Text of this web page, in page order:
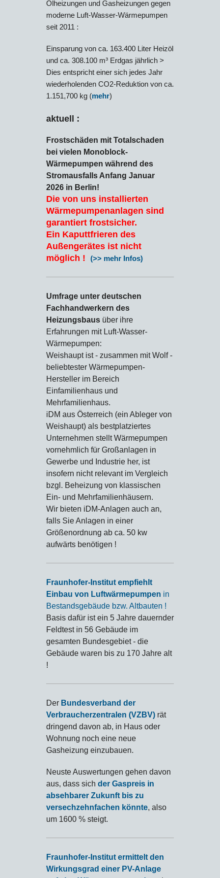
Ölheizungen und Gasheizungen gegen
moderne Luft-Wasser-Wärmepumpen
seit 2011 :
Einsparung von ca. 163.400 Liter Heizöl
und ca. 308.100 m³ Erdgas jährlich >
Dies entspricht einer sich jedes Jahr
wiederholenden CO2-Reduktion von ca.
1.151,700 kg (mehr)
aktuell :
Frostschäden mit Totalschaden
bei vielen Monoblock-
Wärmepumpen während des
Stromausfalls Anfang Januar
2026 in Berlin!
Die von uns installierten
Wärmepumpenanlagen sind
garantiert frostsicher.
Ein Kaputtfrieren des
Außengerätes ist nicht
möglich ! (>> mehr Infos)
Umfrage unter deutschen
Fachhandwerkern des
Heizungsbaus über ihre
Erfahrungen mit Luft-Wasser-
Wärmepumpen:
Weishaupt ist - zusammen mit Wolf -
beliebtester Wärmepumpen-
Hersteller im Bereich
Einfamilienhaus und
Mehrfamilienhaus.
iDM aus Österreich (ein Ableger von
Weishaupt) als bestplatziertes
Unternehmen stellt Wärmepumpen
vornehmlich für Großanlagen in
Gewerbe und Industrie her, ist
insofern nicht relevant im Vergleich
bzgl. Beheizung von klassischen
Ein- und Mehrfamilienhäusern.
Wir bieten iDM-Anlagen auch an,
falls Sie Anlagen in einer
Größenordnung ab ca. 50 kw
aufwärts benötigen !
Fraunhofer-Institut empfiehlt
Einbau von Luftwärmepumpen in
Bestandsgebäude bzw. Altbauten !
Basis dafür ist ein 5 Jahre dauernder
Feldtest in 56 Gebäude im
gesamten Bundesgebiet - die
Gebäude waren bis zu 170 Jahre alt
!
Der Bundesverband der
Verbraucherzentralen (VZBV) rät
dringend davon ab, in Haus oder
Wohnung noch eine neue
Gasheizung einzubauen.
Neuste Auswertungen gehen davon
aus, dass sich der Gaspreis in
absehbarer Zukunft bis zu
versechzehnfachen könnte, also
um 1600 % steigt.
Fraunhofer-Institut ermittelt den
Wirkungsgrad einer PV-Anlage